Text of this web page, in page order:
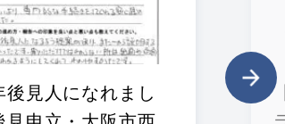
後見人になれまし